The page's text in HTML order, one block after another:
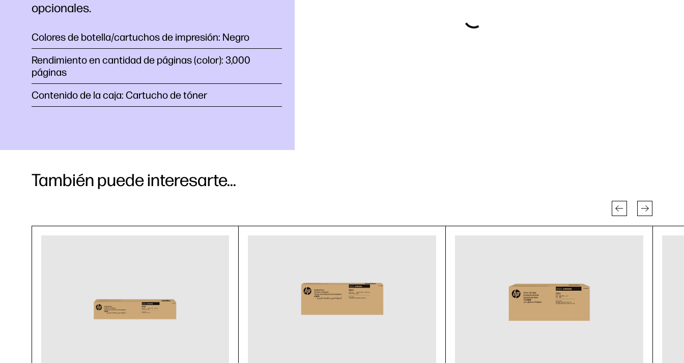
opcionales.
Colores de botella/cartuchos de impresión: Negro
Rendimiento en cantidad de páginas (color): 3,000
páginas
Contenido de la caja: Cartucho de tóner
También puede interesarte...